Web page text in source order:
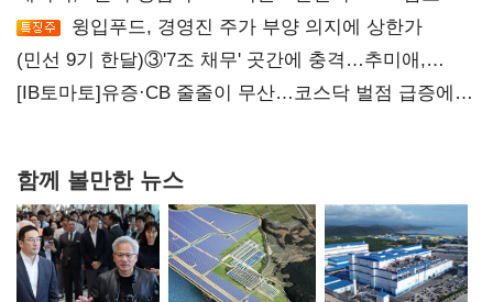
윙입푸드, 경영진 주가 부양 의지에 상한가
(민선 9기 한달)③'7조 채무' 곳간에 충격…추미애,
20년만에 '비상재정' 선언 승부수
[IB토마토]유증·CB 줄줄이 무산…코스닥 벌점 급증에
함께 볼만한 뉴스